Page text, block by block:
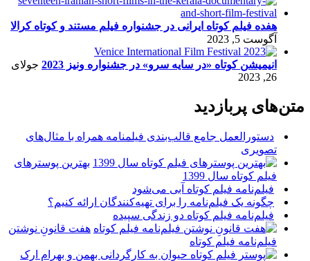
هفده فیلم کوتاه ایرانی در جشنواره فیلم مستند و کوتاه کرالا
آگوست 5, 2023
انیمیشن کوتاه «در سایه سرو» در جشنواره ونیز 2023
جولای
26, 2023
متن‌های پربازدید
دستورالعمل جامع قالب‌بندی فیلمنامه همراه با مثال‌های
تصویری
بهترین پوسترهای
فیلم کوتاه سال 1399
فیلم‌نامه فیلم کوتاه آبی می‌شود
چگونه یک فیلم‌نامه را برای تهیه‌کنندگان ارائه کنیم؟
فیلم‌نامه فیلم کوتاه دو زندگی سپیده
هفت قانونِ نوشتن
فیلم‌نامه فیلم کوتاه